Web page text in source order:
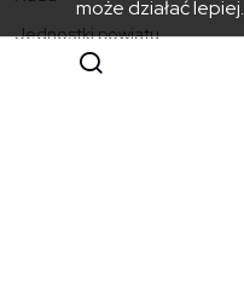
Jednostki powiatu
Aktualności
może działać lepiej.